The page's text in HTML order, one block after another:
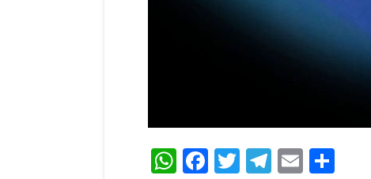
WhatsApp
Facebook
Twitter
Telegram
Email